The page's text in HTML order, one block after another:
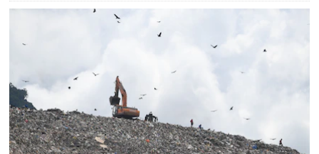
Tecnología
Firma
Videos
erratas
Historias